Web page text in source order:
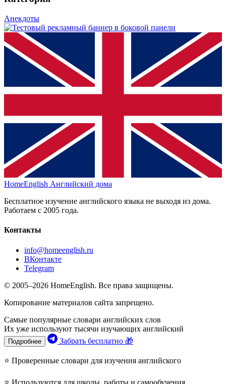
Анекдоты
HomeEnglish Английский дома
Бесплатное изучение английского языка не выходя из дома.
Работаем с 2005 года.
Контакты
info@homeenglish.ru
ВКонтакте
Telegram
© 2005–2026 HomeEnglish. Все права защищены.
Копирование материалов сайта запрещено.
Самые популярные словари английских слов
Их уже используют тысячи изучающих английский
Подробнее Забрать бесплатно 🎁
⭐ Проверенные словари для изучения английского
⭐ Используются для школы, работы и самообучения